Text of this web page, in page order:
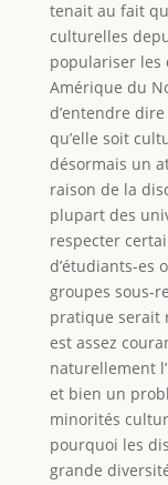
tenait au fait
culturelles
populariser les
Amérique du
d’entendre
qu’elle soit
désormais un
raison de la
plupart des
respecter
d’étudiants-es
groupes sous-
pratique serait
est assez
naturellement
et bien un
minorités
pourquoi les
grande